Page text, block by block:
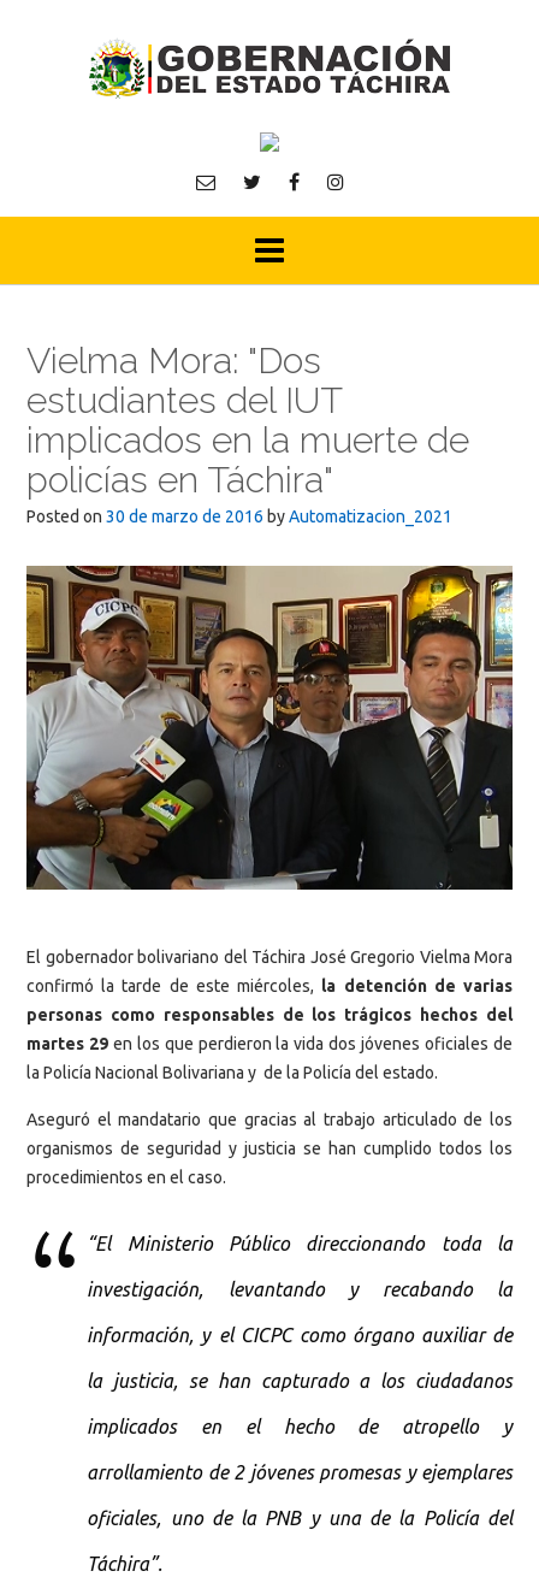
Vielma Mora: "Dos
estudiantes del IUT
implicados en la muerte de
policías en Táchira"
Posted on 30 de marzo de 2016 byAutomatizacion_2021
El gobernador bolivariano del Táchira José Gregorio Vielma Mora
confirmó la tarde de este miércoles, la detención de varias
personas como responsables de los trágicos hechos del
martes 29en los que perdieron la vida dos jóvenes oficiales de
la Policía Nacional Bolivariana y de la Policía del estado.
Aseguró el mandatario que gracias al trabajo articulado de los
organismos de seguridad y justicia se han cumplido todos los
procedimientos en el caso.
“El Ministerio Público direccionando toda la
investigación, levantando y recabando la
información, y el CICPC como órgano auxiliar de
la justicia, se han capturado a los ciudadanos
implicados en el hecho de atropello y
arrollamiento de 2 jóvenes promesas y ejemplares
oficiales, uno de la PNB y una de la Policía del
Táchira”.